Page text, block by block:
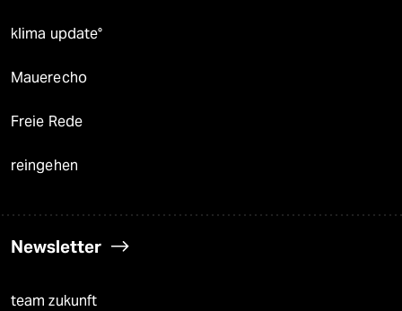
klima update°
Mauerecho
Freie Rede
reingehen
Newsletter
team zukunft